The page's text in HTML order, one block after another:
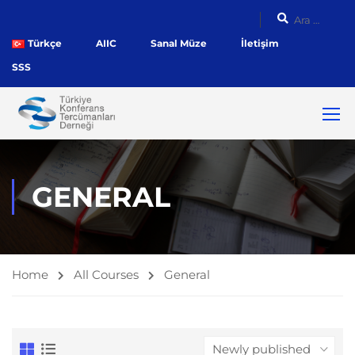
Türkçe AIIC Sanal Müze
İletişim
SSS
GENERAL
Home All Courses General